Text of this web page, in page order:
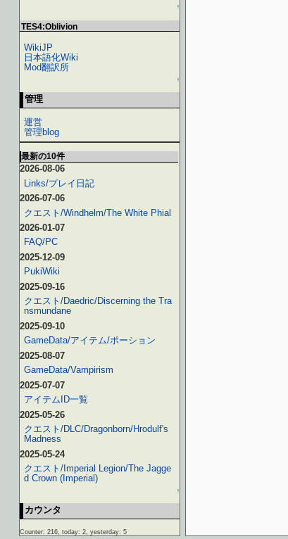
↑
TES4:Oblivion
WikiJP
日本語化Wiki
Mod翻訳所
↑
管理
運営
管理blog
最新の10件
2026-08-06
Links/プレイ日記
2026-07-06
クエスト/Windhelm/The White Phial
2026-01-07
FAQ/PC
2025-12-09
PukiWiki
2025-09-16
クエスト/Daedric/Discerning the Tra
nsmundane
2025-09-10
GameData/アイテム/ポーション
2025-08-07
GameData/Vampirism
2025-07-07
アイテムID一覧
2025-05-26
クエスト/DLC/Dragonborn/Hrodulf's
Madness
2025-05-24
クエスト/Imperial Legion/The Jagge
d Crown (Imperial)
↑
カウンタ
Counter: 216, today: 2, yesterday: 5